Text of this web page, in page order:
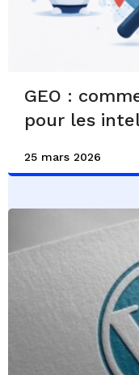
GEO :
pour les
25 mars 2026